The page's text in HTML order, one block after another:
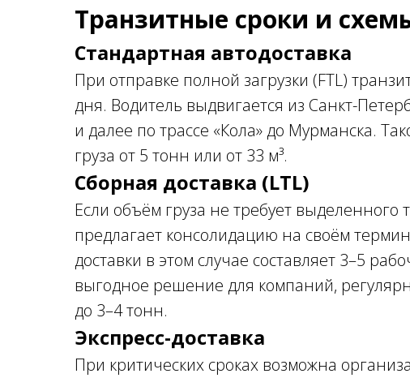
Транзитные сроки и
Стандартная автодоставка
При отправке полной загрузки (FTL)
дня. Водитель выдвигается из Санкт-
и далее по трассе «Кола» до Мурманска.
груза от 5 тонн или от 33 м³.
Сборная доставка (LTL)
Если объём груза не требует выделенного
предлагает консолидацию на своём
доставки в этом случае составляет 3–5
выгодное решение для компаний,
до 3–4 тонн.
Экспресс-доставка
При критических сроках возможна